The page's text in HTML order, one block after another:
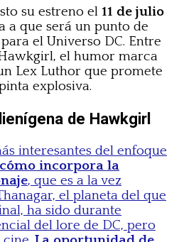
su estreno el 11 de julio
a que será un punto de
el Universo DC. Entre
el humor marca
Lex Luthor que promete
explosiva.
de Hawkgirl
interesantes del enfoque
cómo incorpora la
, que es a la vez
el planeta del que
ha sido durante
del lore de DC, pero